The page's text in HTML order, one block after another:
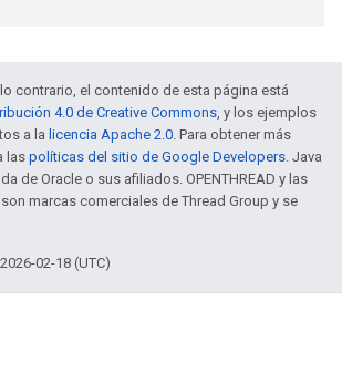
contrario, el contenido de esta página está
4.0 de Creative Commons, y los ejemplos
a la licencia Apache 2.0. Para obtener más
las políticas del sitio de Google Developers. Java
de Oracle o sus afiliados. OPENTHREAD y las
marcas comerciales de Thread Group y se
02-18 (UTC)